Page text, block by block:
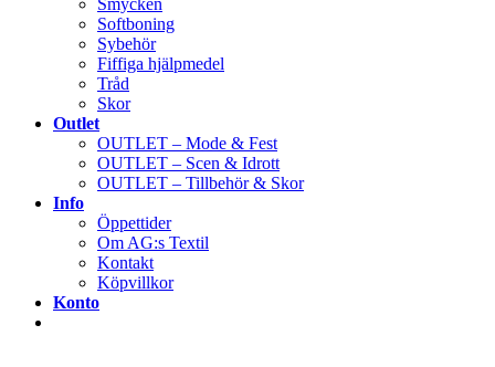
Smycken
Softboning
Sybehör
Fiffiga hjälpmedel
Tråd
Skor
Outlet
OUTLET – Mode & Fest
OUTLET – Scen & Idrott
OUTLET – Tillbehör & Skor
Info
Öppettider
Om AG:s Textil
Kontakt
Köpvillkor
Konto